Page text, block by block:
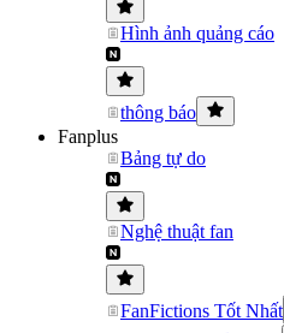
Hình ảnh quảng cáo
thông báo
Fanplus
Bảng tự do
Nghệ thuật fan
FanFictions Tốt Nhất